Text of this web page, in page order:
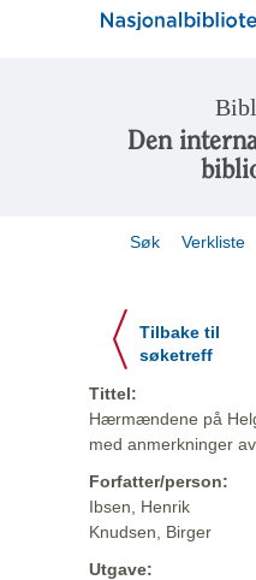
Den
Søk Verkliste
Tilbake til
søketreff
Tittel:
Hærmændene på
med anmerkninger
Forfatter/person:
Ibsen, Henrik
Knudsen, Birger
Utgave: